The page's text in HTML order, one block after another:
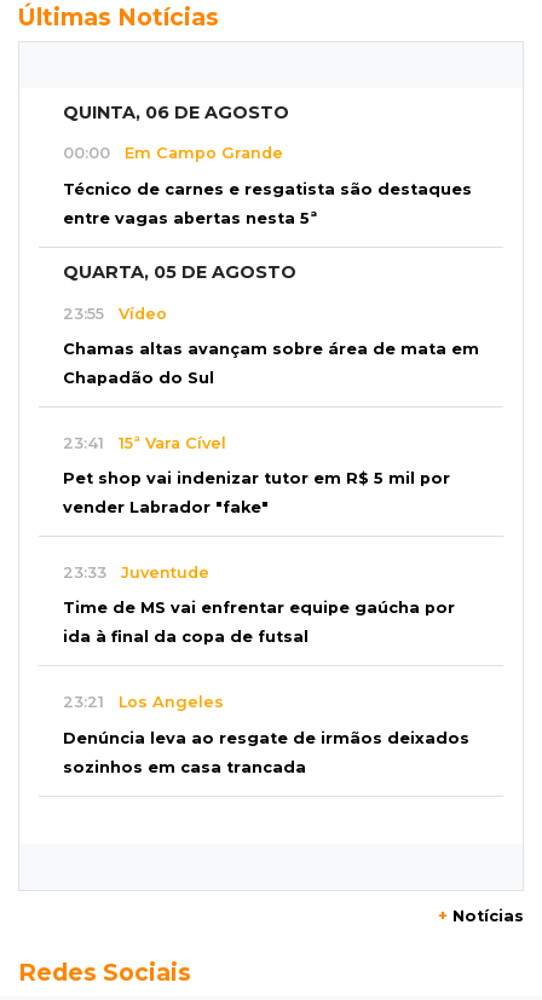
Últimas Notícias
QUINTA, 06 DE AGOSTO
00:00 Em Campo Grande
Técnico de carnes e resgatista são destaques
entre vagas abertas nesta 5ª
QUARTA, 05 DE AGOSTO
23:55 Vídeo
Chamas altas avançam sobre área de mata em
Chapadão do Sul
23:41 15ª Vara Cível
Pet shop vai indenizar tutor em R$ 5 mil por
vender Labrador "fake"
23:33 Juventude
Time de MS vai enfrentar equipe gaúcha por
ida à final da copa de futsal
23:21 Los Angeles
Denúncia leva ao resgate de irmãos deixados
sozinhos em casa trancada
formação de ciclone bomba
23:00Ideb
+ Notícias
Redes Sociais